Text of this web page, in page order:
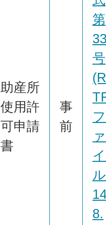
助産所
使用許
可申請
書
事
前
第
号
(R
フ
ァ
イ
8.